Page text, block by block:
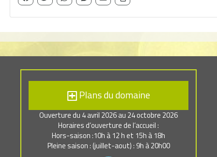
Plans du domaine
Ouverture du 4 avril 2026 au 24 octobre 2026
Horaires d’ouverture de l’accueil :
Hors-saison :10h à 12 h et 15h à 18h
Pleine saison : (juillet-aout) : 9h à 20h00